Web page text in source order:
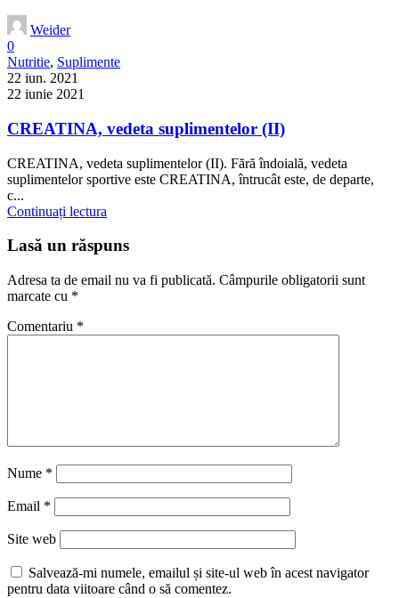
Weider
0
Nutritie, Suplimente
22 iun. 2021
22 iunie 2021
CREATINA, vedeta suplimentelor (II)
CREATINA, vedeta suplimentelor (II). Fără îndoială, vedeta
suplimentelor sportive este CREATINA, întrucât este, de departe,
c...
Continuați lectura
Lasă un răspuns
Adresa ta de email nu va fi publicată. Câmpurile obligatorii sunt
marcate cu *
Comentariu *
Nume *
Email *
Site web
Salvează-mi numele, emailul și site-ul web în acest navigator
pentru data viitoare când o să comentez.